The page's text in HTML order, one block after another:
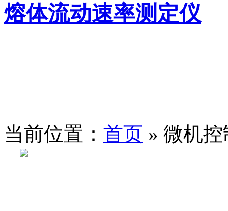
熔体流动速率测定仪
当前位置： 首页 » 微机